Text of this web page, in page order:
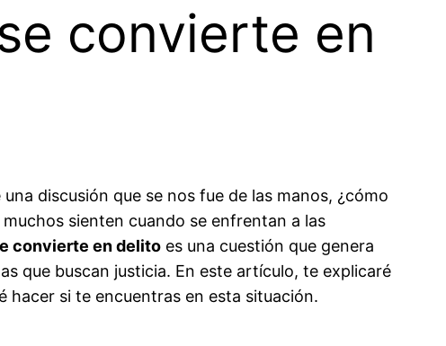
convierte en
discusión que se nos fue de las manos, ¿cómo
sienten cuando se enfrentan a las
convierte en delito es una cuestión que genera
que buscan justicia. En este artículo, te explicaré
hacer si te encuentras en esta situación.